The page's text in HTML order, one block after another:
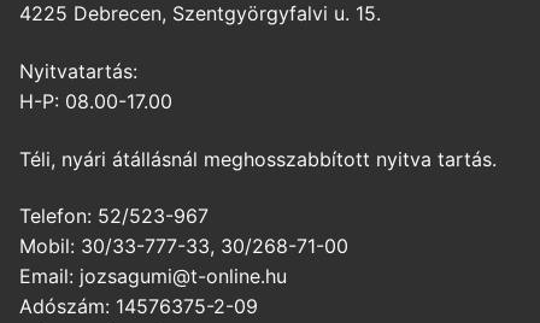
4225 Debrecen, Szentgyörgyfalvi u. 15.
Nyitvatartás:
H-P: 08.00-17.00
Téli, nyári átállásnál meghosszabbított nyitva tartás.
Telefon: 52/523-967
Mobil: 30/33-777-33, 30/268-71-00
Email: jozsagumi@t-online.hu
Adószám: 14576375-2-09